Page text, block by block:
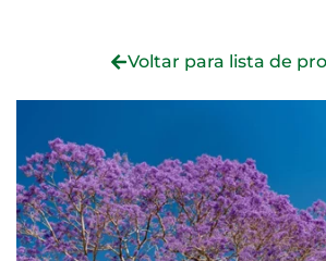
Voltar para lista de